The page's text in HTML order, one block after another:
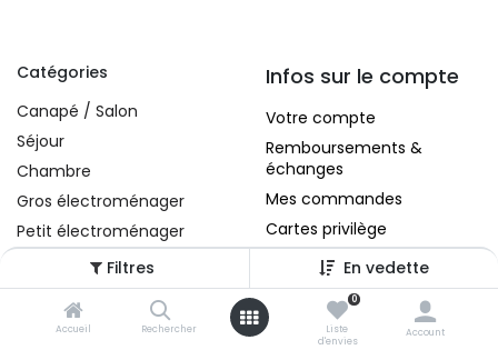
Filtres En vedette
Accueil Rechercher
0
Liste
d'envies
Account
Catégories
Canapé / Salon
Séjour
Chambre
Gros électroménager
Petit électroménager
Tv , Son , multimédia
Programme de bureau
Décorations
Infos sur le compte
Votre compte
Remboursements &
échanges
Mes commandes
Cartes privilège
A propos